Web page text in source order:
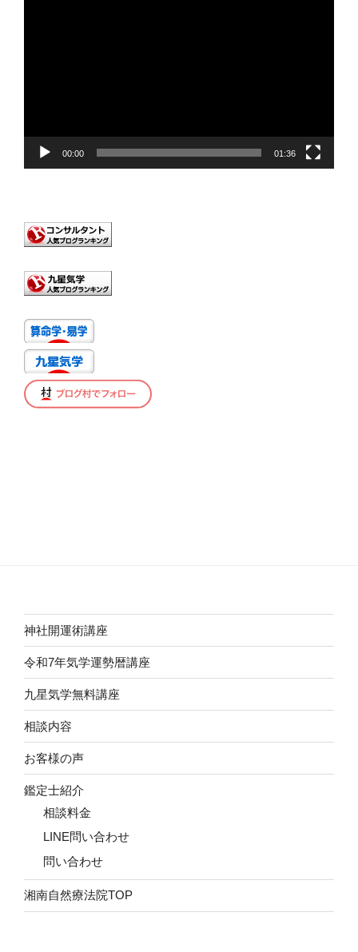
00:00 01:36
神社開運術講座
令和7年気学運勢暦講座
九星気学無料講座
相談内容
お客様の声
鑑定士紹介
相談料金
LINE問い合わせ
問い合わせ
湘南自然療法院TOP